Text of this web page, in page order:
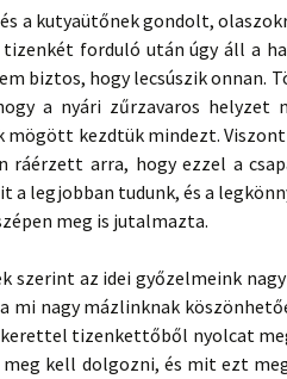
a kutyaütőnek gondolt,
forduló után úgy áll a
biztos, hogy lecsúszik onnan.
a nyári zűrzavaros helyzet
mögött kezdtük mindezt.
ráérzett arra, hogy ezzel a
a legjobban tudunk, és a
meg is jutalmazta.
szerint az idei győzelmeink
mi nagy mázlinknak
kerettel tizenkettőből nyolcat
meg kell dolgozni, és mit ezt